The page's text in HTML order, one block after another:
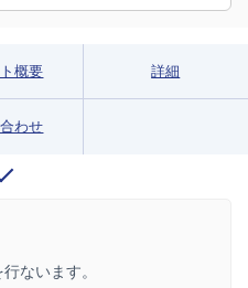
概要 詳細
わせ
ないます。